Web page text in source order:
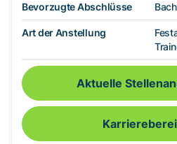
Bevorzugte Abschlüsse
Art der Anstellung
Aktuelle